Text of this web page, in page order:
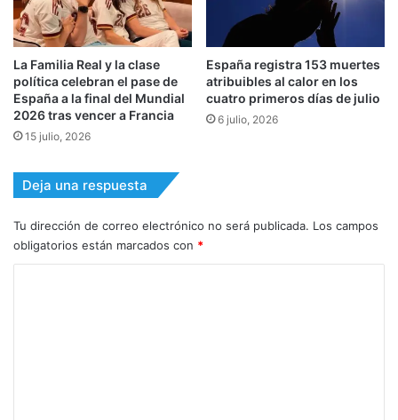
La Familia Real y la clase
política celebran el pase de
España a la final del Mundial
2026 tras vencer a Francia
15 julio, 2026
España registra 153 muertes
atribuibles al calor en los
cuatro primeros días de julio
6 julio, 2026
Deja una respuesta
Tu dirección de correo electrónico no será publicada. Los campos
obligatorios están marcados con *